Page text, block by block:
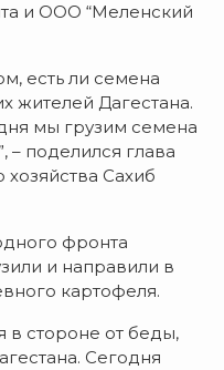
и ООО “Меленский
есть ли семена
жителей Дагестана.
мы грузим семена
– поделился глава
Сахиб
фронта
и направили в
картофеля.
в стороне от беды,
Сегодня